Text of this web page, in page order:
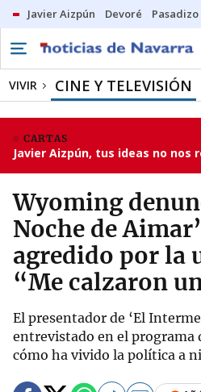
Javier Aizpún Devoré
VIVIR CINE Y TELEVISIÓN
CARTAS
Javier Aizpún, tus ideas no nos
Wyoming
Noche de
agredido por la
“Me calzaron
El presentador de ‘El
entrevistado en el programa
cómo ha vivido la política a